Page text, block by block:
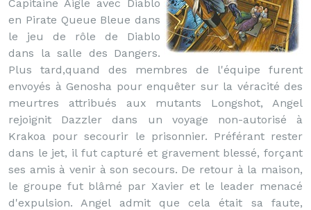
Capitaine Aigle avec Diablo
en Pirate Queue Bleue dans
le jeu de rôle de Diablo
dans la salle des Dangers.
Plus tard,quand des membres de l'équipe furent
envoyés à Genosha pour enquêter sur la véracité des
meurtres attribués aux mutants Longshot, Angel
rejoignit Dazzler dans un voyage non-autorisé à
Krakoa pour secourir le prisonnier. Préférant rester
dans le jet, il fut capturé et gravement blessé, forçant
ses amis à venir à son secours. De retour à la maison,
le groupe fut blâmé par Xavier et le leader menacé
d'expulsion. Angel admit que cela était sa faute,